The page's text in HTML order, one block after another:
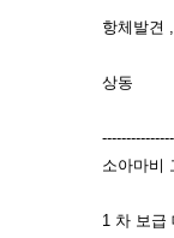
항체발견
상동
소아마비
1 차 보급